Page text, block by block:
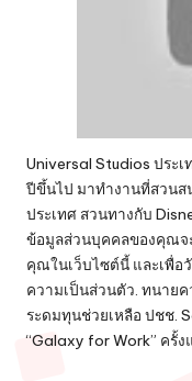
Universal Studios ประ
ปีขึ้นไป มาทำงานที่สวน
ประเทศ สวนทางกับ
ข้อมูลส่วนบุคคลของคุณจ
คุณในเว็บไซต์นี้ และเพื่อ
ความเป็นส่วนตัว. ทนายค
ระดมทุนช่วยเหลือ ปชช.
“Galaxy for Work” ครั้